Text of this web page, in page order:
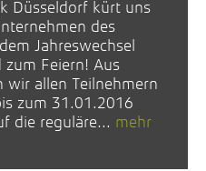
Düsseldorf kürt uns
des
Jahreswechsel
zum Feiern! Aus
wir allen Teilnehmern
zum 31.01.2016
die reguläre... mehr